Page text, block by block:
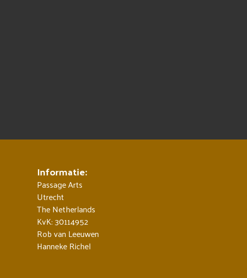
Informatie:
Passage Arts
Utrecht
The Netherlands
KvK: 30114952
Rob van Leeuwen
Hanneke Richel